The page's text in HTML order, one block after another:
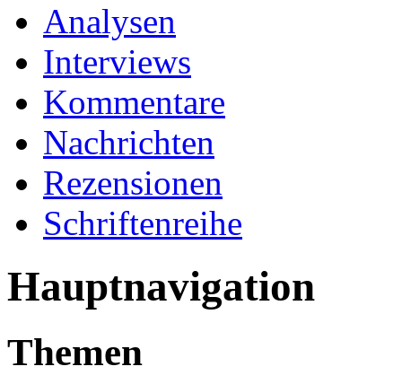
Analysen
Interviews
Kommentare
Nachrichten
Rezensionen
Schriftenreihe
Hauptnavigation
Themen